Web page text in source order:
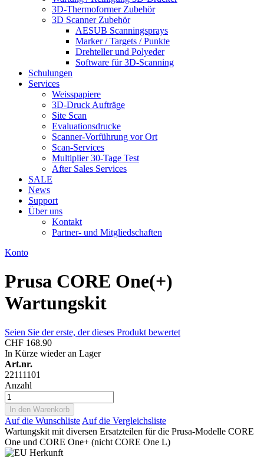
3D-Thermoformer Zubehör
3D Scanner Zubehör
AESUB Scanningsprays
Marker / Targets / Punkte
Drehteller und Polyeder
Software für 3D-Scanning
Schulungen
Services
Weisspapiere
3D-Druck Aufträge
Site Scan
Evaluationsdrucke
Scanner-Vorführung vor Ort
Scan-Services
Multiplier 30-Tage Test
After Sales Services
SALE
News
Support
Über uns
Kontakt
Partner- und Mitgliedschaften
Konto
Prusa CORE One(+)
Wartungskit
Seien Sie der erste, der dieses Produkt bewertet
CHF 168.90
In Kürze wieder an Lager
Art.nr.
22111101
Anzahl
In den Warenkorb
Auf die Wunschliste Auf die Vergleichsliste
Wartungskit mit diversen Ersatzteilen für die Prusa-Modelle CORE
One und CORE One+ (nicht CORE One L)